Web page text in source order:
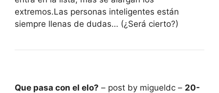
extremos.Las personas inteligentes están
siempre llenas de dudas… (¿Será cierto?)
Que pasa con el elo? – post by migueldc – 20-